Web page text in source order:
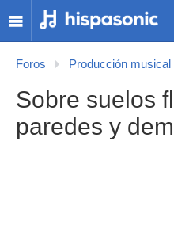
Foros Producción musical
Sobre suelos
paredes y